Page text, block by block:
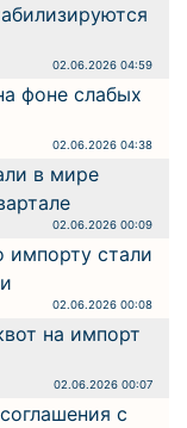
02.06.2026 04:59
фоне слабых
02.06.2026 04:38
в мире
02.06.2026 00:09
импорту стали
02.06.2026 00:08
на импорт
02.06.2026 00:07
с